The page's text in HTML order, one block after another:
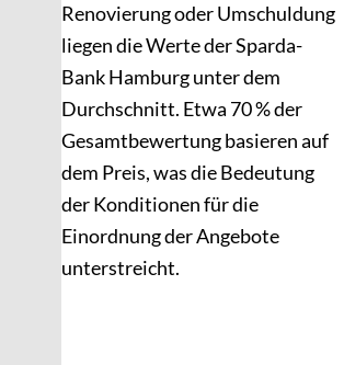
Renovierung oder Umschuldung
liegen die Werte der Sparda-
Bank Hamburg unter dem
Durchschnitt. Etwa 70 % der
Gesamtbewertung basieren auf
dem Preis, was die Bedeutung
der Konditionen für die
Einordnung der Angebote
unterstreicht.